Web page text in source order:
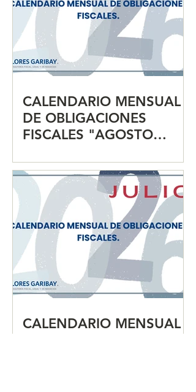
CALENDARIO MENSUAL
DE OBLIGACIONES
FISCALES "AGOSTO
CALENDARIO MENSUAL